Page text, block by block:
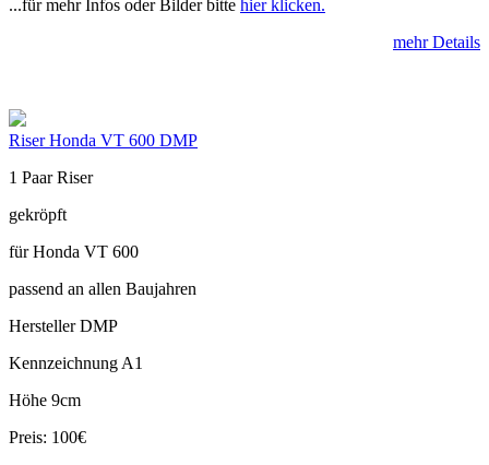
...für mehr Infos oder Bilder bitte hier klicken.
mehr Details
Riser Honda VT 600 DMP
1 Paar Riser
gekröpft
für Honda VT 600
passend an allen Baujahren
Hersteller DMP
Kennzeichnung A1
Höhe 9cm
Preis: 100€